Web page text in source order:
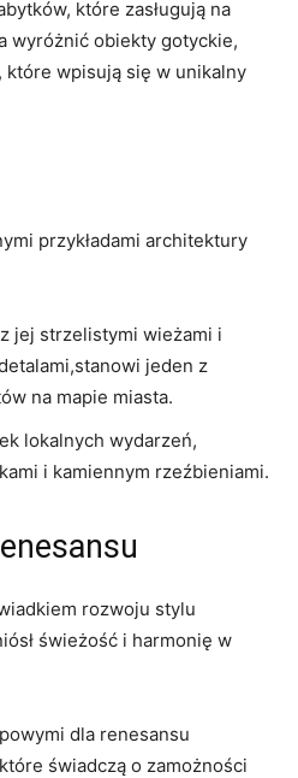
⁤które zasługują na
wyróżnić obiekty gotyckie,
wpisują się w unikalny
przykładami ⁤architektury
jej strzelistymi‍ wieżami i
jeden z
na mapie miasta.
lokalnych wydarzeń,
i kamiennym rzeźbieniami.
rozwoju stylu
⁢świeżość i harmonię w
dla renesansu
świadczą o ‌zamożności